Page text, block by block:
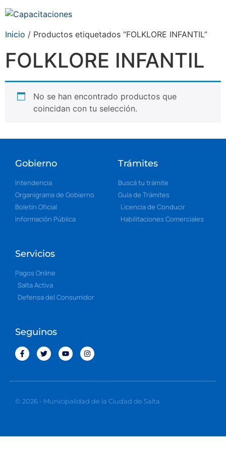
Inicio / Productos etiquetados “FOLKLORE INFANTIL”
FOLKLORE INFANTIL
No se han encontrado productos que
coincidan con tu selección.
Gobierno
Intendencia
Organigrama de Gobierno
Boletín Oficial
Información Pública
Trámites
Buscá tu trámite
Guía de Trámites
Licencia de Conducir
Habilitaciones Comerciales
Servicios
Pagos Online
Salta Activa
Defensa del Consumidor
Seguinos
© 2026 - Municipalidad de la Ciudad de Salta